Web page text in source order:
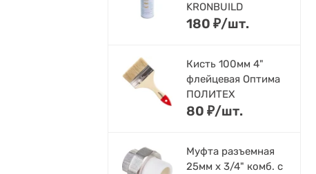
KRONBUILD
180 ₽/шт.
Кисть 100мм 4"
флейцевая Оптима
ПОЛИТЕХ
80 ₽/шт.
Муфта разъемная
25мм х 3/4" комб. с